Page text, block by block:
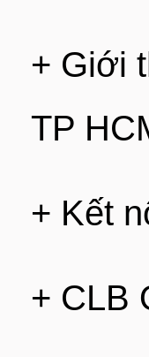
+ Giới
TP
+ Kết
+ CLB